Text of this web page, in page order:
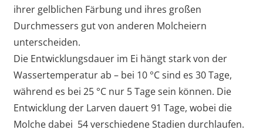
ihrer gelblichen Färbung und ihres großen
Durchmessers gut von anderen Molcheiern
unterscheiden.
Die Entwicklungsdauer im Ei hängt stark von der
Wassertemperatur ab – bei 10 °C sind es 30 Tage,
während es bei 25 °C nur 5 Tage sein können. Die
Entwicklung der Larven dauert 91 Tage, wobei die
Molche dabei 54 verschiedene Stadien durchlaufen.